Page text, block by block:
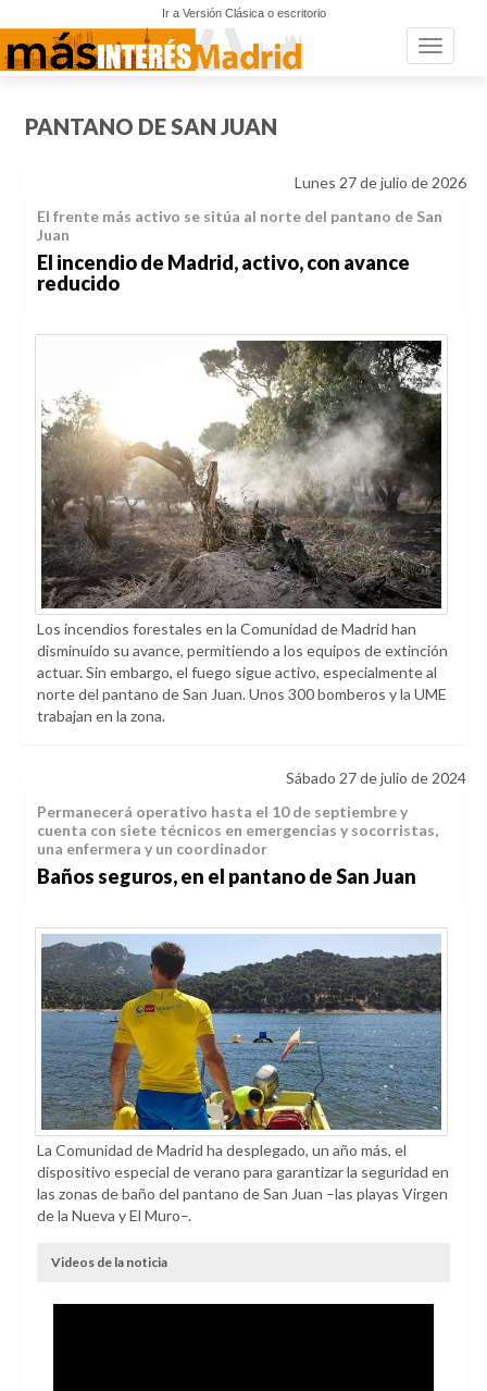
Ir a Versión Clásica o escritorio
Toggle
PANTANO DE SAN JUAN
Lunes 27 de julio de 2026
El frente más activo se sitúa al norte del pantano de San
Juan
El incendio de Madrid, activo, con avance
reducido
Los incendios forestales en la Comunidad de Madrid han
disminuido su avance, permitiendo a los equipos de extinción
actuar. Sin embargo, el fuego sigue activo, especialmente al
norte del pantano de San Juan. Unos 300 bomberos y la UME
trabajan en la zona.
Sábado 27 de julio de 2024
Permanecerá operativo hasta el 10 de septiembre y
cuenta con siete técnicos en emergencias y socorristas,
una enfermera y un coordinador
Baños seguros, en el pantano de San Juan
La Comunidad de Madrid ha desplegado, un año más, el
dispositivo especial de verano para garantizar la seguridad en
las zonas de baño del pantano de San Juan –las playas Virgen
de la Nueva y El Muro–.
Videos de la noticia